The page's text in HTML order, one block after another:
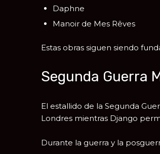
Daphne
Manoir de Mes Rêves
Estas obras siguen siendo
Segunda Guerra
El estallido de la Segunda
Londres mientras Django
Durante la guerra y la